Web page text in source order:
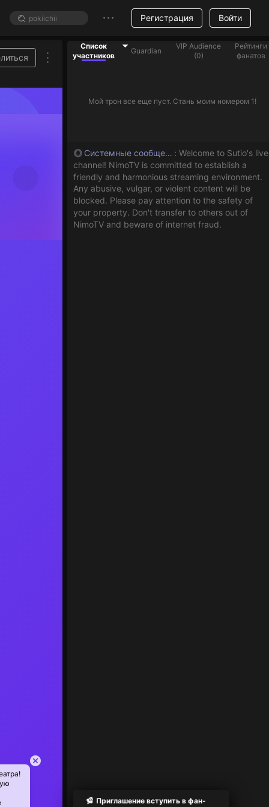
Регистрация Войти
Список
участников
Guardian
VIP Audience
(0)
Рейтинги
фанатов
Мой трон все еще пуст. Стань моим номером 1!
Системные сообщения : Welcome to Sutio's live
channel! NimoTV is committed to establish a
friendly and harmonious streaming environment.
Any abusive, vulgar, or violent content will be
blocked. Please pay attention to the safety of
your property. Don't transfer to others out of
NimoTV and beware of internet fraud.
Приглашение вступить в фан-